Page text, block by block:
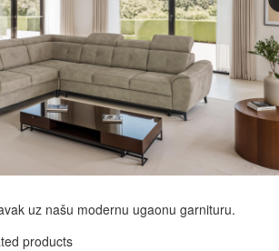
uz našu modernu ugaonu garnituru.
products